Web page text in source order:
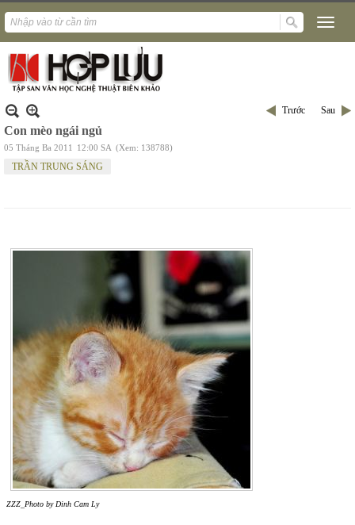
Trước Sau
Con mèo ngái ngủ
05 Tháng Ba 2011 12:00 SA (Xem: 138788)
TRẦN TRUNG SÁNG
ZZZ_Photo by Dinh Cam Ly